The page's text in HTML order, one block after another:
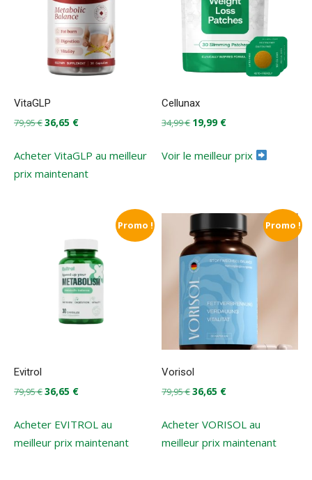
VitaGLP
79,95€Le
initial
36,65 €Le
actuel
Acheter VitaGLP au meilleur
prix maintenant
Cellunax
34,99€ Le
initial
19,99 €Le
actuel
Voir le meilleur prix
Promo !
Evitrol
79,95€Le
initial
79,95 €.
36,65 €Le
actuel
Acheter EVITROL au
meilleur prix maintenant
Promo !
Vorisol
79,95€Le
initial
79,95 €.
36,65 €Le
actuel
Acheter VORISOL au
meilleur prix maintenant